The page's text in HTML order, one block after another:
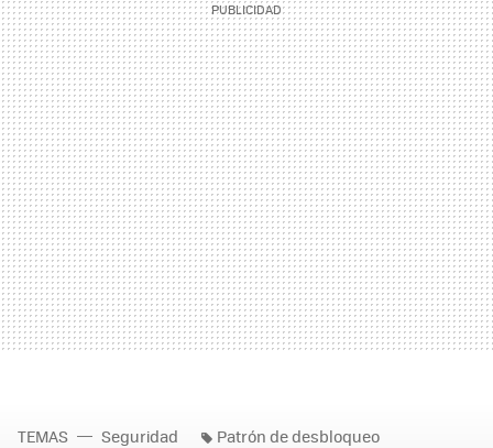
TEMAS Seguridad Patrón de desbloqueo